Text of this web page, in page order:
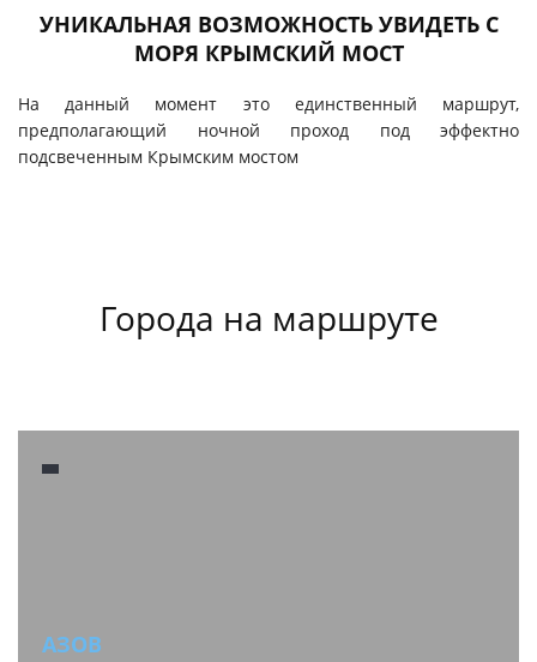
УНИКАЛЬНАЯ ВОЗМОЖНОСТЬ УВИДЕТЬ С
МОРЯ КРЫМСКИЙ МОСТ
На данный момент это единственный маршрут,
предполагающий ночной проход под эффектно
подсвеченным Крымским мостом
Города на маршруте
АЗОВ